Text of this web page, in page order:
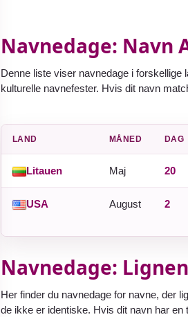
Navnedage: Navn
Denne liste viser navnedage i
kulturelle navnefester. Hvis dit navn
LAND MÅNED DAG
Litauen Maj 20
USA August 2
Navnedage:
Her finder du navnedage for navne, der
de ikke er identiske. Hvis dit navn har